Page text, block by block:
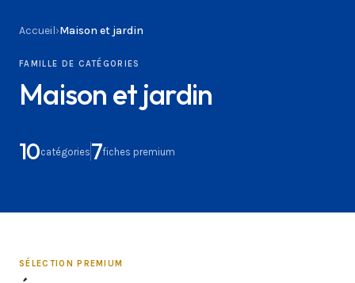
Accueil›Maison et jardin
FAMILLE DE CATÉGORIES
Maison et jardin
10catégories7fiches premium
SÉLECTION PREMIUM